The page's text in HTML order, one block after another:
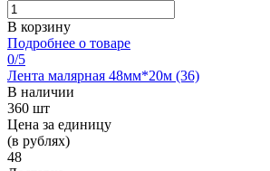
В корзину
Подробнее о товаре
0/5
Лента малярная 48мм*20м (36)
В наличии
360 шт
Цена за единицу
(в рублях)
48